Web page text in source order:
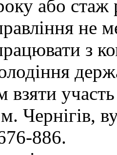
або стаж
не
з
участь
Чернігів,
886.